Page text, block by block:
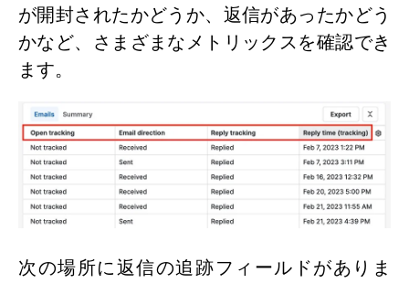
が開封されたかどうか、返信があったかどう
かなど、さまざまなメトリックスを確認でき
ます。
次の場所に返信の追跡フィールドがありま